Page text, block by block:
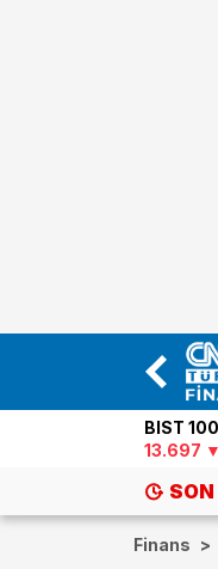
BIST 100
13.697
enerji krizini tetikliyor!...
Finans >